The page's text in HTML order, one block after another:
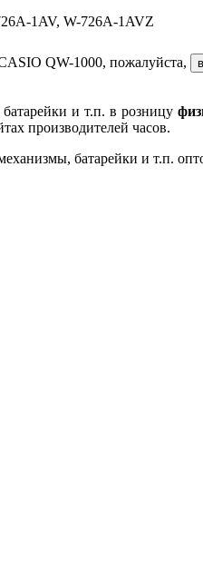
1AV, W-726A-1AVZ
QW-1000, пожалуйста,
и т.п. в розницу
производителей часов.
батарейки и т.п.